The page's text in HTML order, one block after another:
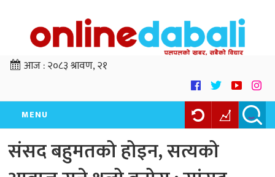
आज :२०८३ श्रावण, २१
MENU
संसद बहुमतको होइन, सत्यको